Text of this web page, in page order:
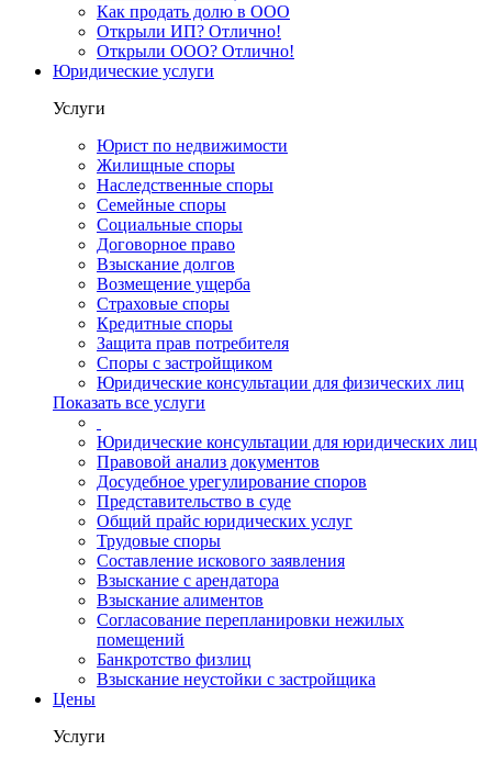
Как продать долю в ООО
Открыли ИП? Отлично!
Открыли ООО? Отлично!
Юридические услуги
Услуги
Юрист по недвижимости
Жилищные споры
Наследственные споры
Семейные споры
Социальные споры
Договорное право
Взыскание долгов
Возмещение ущерба
Страховые споры
Кредитные споры
Защита прав потребителя
Споры с застройщиком
Юридические консультации для физических лиц
Показать все услуги
Юридические консультации для юридических лиц
Правовой анализ документов
Досудебное урегулирование споров
Представительство в суде
Общий прайс юридических услуг
Трудовые споры
Составление искового заявления
Взыскание с арендатора
Взыскание алиментов
Cогласование перепланировки нежилых
помещений
Банкротство физлиц
Взыскание неустойки с застройщика
Цены
Услуги